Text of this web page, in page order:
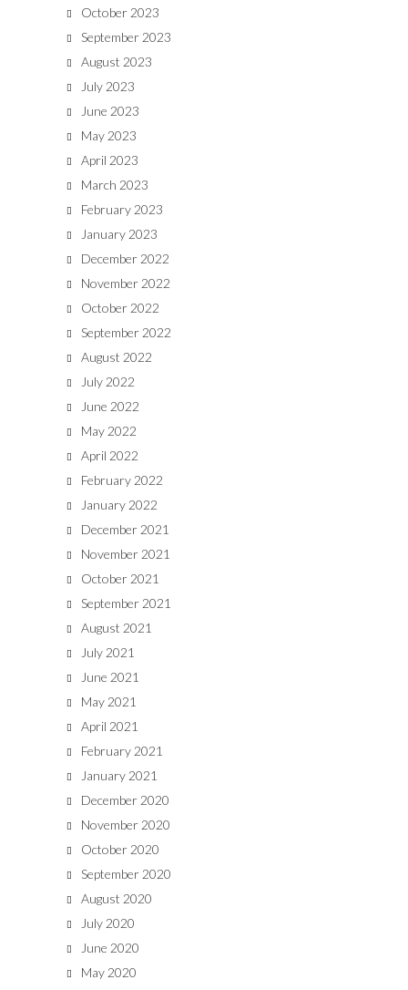
October 2023
September 2023
August 2023
July 2023
June 2023
May 2023
April 2023
March 2023
February 2023
January 2023
December 2022
November 2022
October 2022
September 2022
August 2022
July 2022
June 2022
May 2022
April 2022
February 2022
January 2022
December 2021
November 2021
October 2021
September 2021
August 2021
July 2021
June 2021
May 2021
April 2021
February 2021
January 2021
December 2020
November 2020
October 2020
September 2020
August 2020
July 2020
June 2020
May 2020